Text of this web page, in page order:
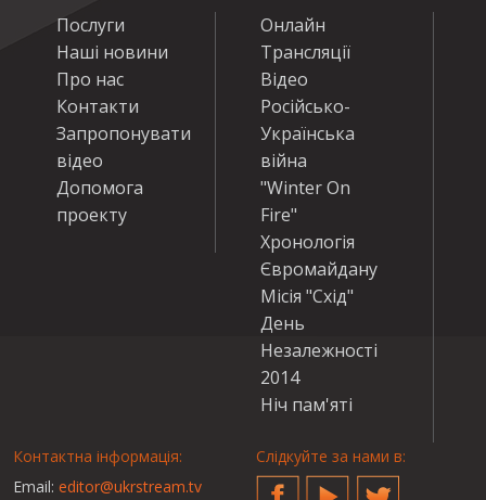
Послуги
Наші новини
Про нас
Контакти
Запропонувати
відео
Допомога
проекту
Онлайн
Трансляції
Відео
Російсько-
Українська
війна
"Winter On
Fire"
Хронологія
Євромайдану
Місія "Схід"
День
Незалежності
2014
Ніч пам'яті
Контактна інформація:
Email: editor@ukrstream.tv
Слідкуйте за нами в:
FacebookYouTubeTwitter